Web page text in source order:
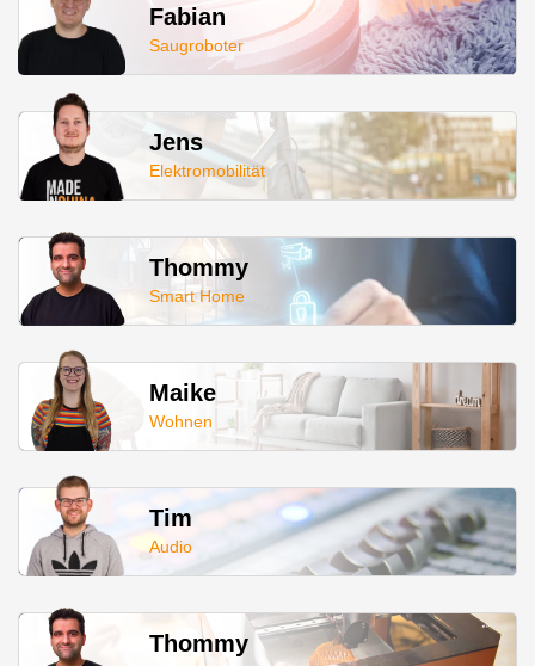
Fabian
Saugroboter
Jens
Elektromobilität
Thommy
Smart Home
Maike
Wohnen
Tim
Audio
Thommy